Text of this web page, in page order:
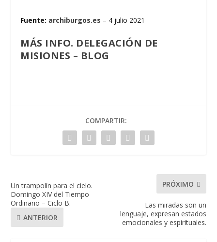
Fuente: archiburgos.es – 4 julio 2021
MÁS INFO. DELEGACIÓN DE
MISIONES – BLOG
COMPARTIR:
Un trampolín para el cielo.
Domingo XIV del Tiempo
Ordinario – Ciclo B.
ANTERIOR
PRÓXIMO
Las miradas son un
lenguaje, expresan estados
emocionales y espirituales.